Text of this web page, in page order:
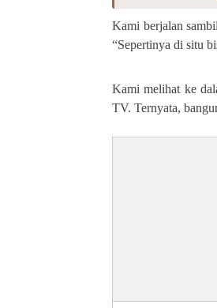
Kami berjalan
“Sepertinya di situ
Kami melihat ke
TV. Ternyata,